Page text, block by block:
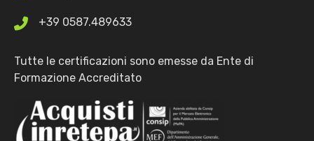
+39 0587.489633
Tutte le certificazioni sono emesse da Ente di
Formazione Accreditato